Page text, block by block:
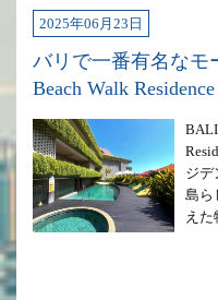
2025年06月23日
バリで一番有名なモ
Beach Walk Residence
BALI
ジデ
島ら
えた